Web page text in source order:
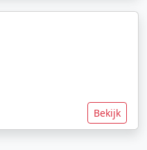
Bekijk